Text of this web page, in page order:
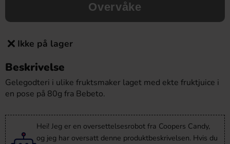
Overvåke
Ikke på lager
Beskrivelse
Gelegodteri i ulike fruktsmaker laget med ekte fruktjuice i
en pose på 80g fra Bebeto.
Hei! Jeg er en oversettelsesrobot fra Coopers Candy,
og jeg har oversatt denne produktbeskrivelsen. Hvis du